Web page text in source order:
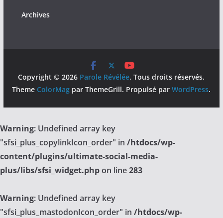
Archives
Copyright © 2026 Parole Révélée. Tous droits réservés.
Theme ColorMag par ThemeGrill. Propulsé parWordPress.
Warning: Undefined array key
"sfsi_plus_copylinkIcon_order" in /htdocs/wp-
content/plugins/ultimate-social-media-
plus/libs/sfsi_widget.phpon line283
Warning: Undefined array key
"sfsi_plus_mastodonIcon_order" in /htdocs/wp-